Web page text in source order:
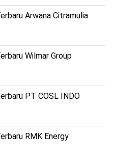
Arwana Citramulia
Wilmar Group
PT COSL INDO
RMK Energy